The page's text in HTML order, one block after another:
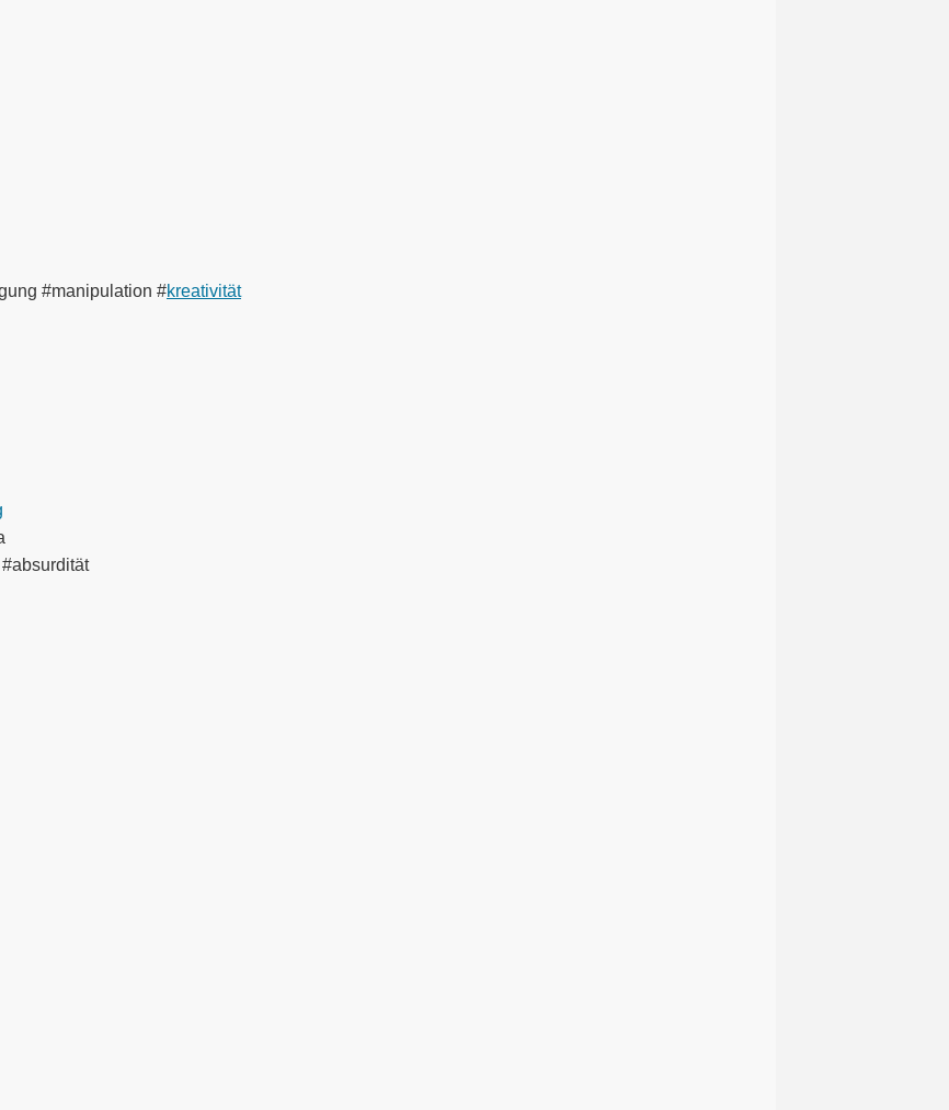
#manipulation #kreativität